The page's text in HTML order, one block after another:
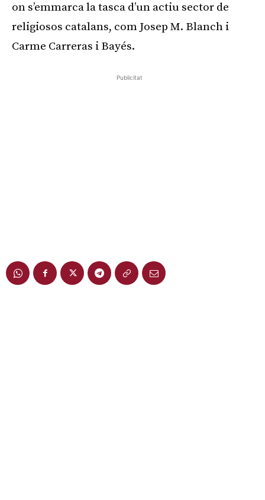
on s’emmarca la tasca d’un actiu sector de
religiosos catalans, com Josep M. Blanch i
Carme Carreras i Bayés.
Publicitat